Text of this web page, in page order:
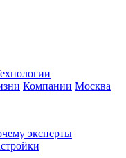
Компании Москва
эксперты